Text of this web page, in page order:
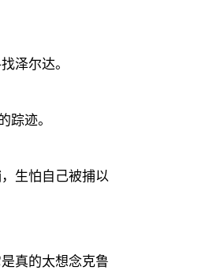
泽尔达。
踪迹。
生怕自己被捕以
真的太想念克鲁